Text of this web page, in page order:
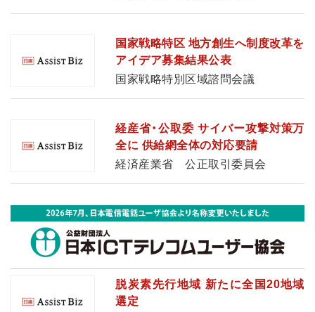
国家戦略特区 地方創生へ制度改革を
アイデア募集結果公表
国家戦略特別区域諮問会議
経産省・公取委 サイバー攻撃対策万
全に 供給網全体の対応要請
経済産業省 公正取引委員会
脱炭素先行地域 新たに全国20地域
選定